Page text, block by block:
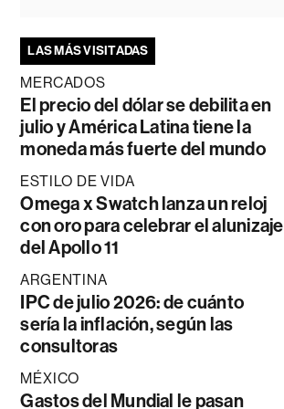
LAS MÁS VISITADAS
MERCADOS
El precio del dólar se debilita en
julio y América Latina tiene la
moneda más fuerte del mundo
ESTILO DE VIDA
Omega x Swatch lanza un reloj
con oro para celebrar el alunizaje
del Apollo 11
ARGENTINA
IPC de julio 2026: de cuánto
sería la inflación, según las
consultoras
MÉXICO
Gastos del Mundial le pasan